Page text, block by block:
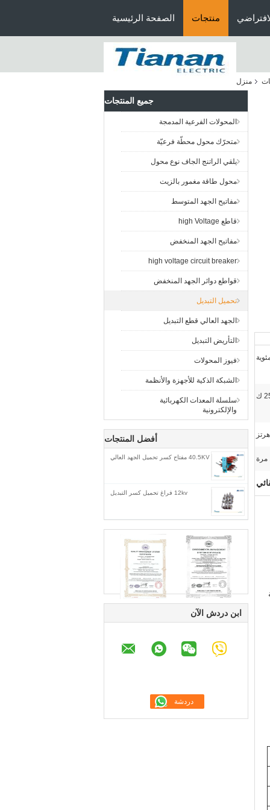
الصفحة الرئيسية منتجات
منزل
جميع المنتجات
المحولات الفرعية المدمجة
متحرّك محول محطّة فرعيّة
يلقي الراتنج الجاف نوع محول
محول طاقة مغمور بالزيت
مفاتيح الجهد المتوسط
قاطع high Voltage
مفاتيح الجهد المنخفض
high voltage circuit breaker
قواطع دوائر الجهد المنخفض
تحميل التبديل
الجهد العالي قطع التبديل
التأريض التبديل
فيوز المحولات
الشبكة الذكية للأجهزة والأنظمة
سلسلة المعدات الكهربائية
والإلكترونية
أفضل المنتجات
40.5KV مفتاح كسر تحميل الجهد العالي
12kv فراغ تحميل كسر التبديل
ابن دردش الآن
ك